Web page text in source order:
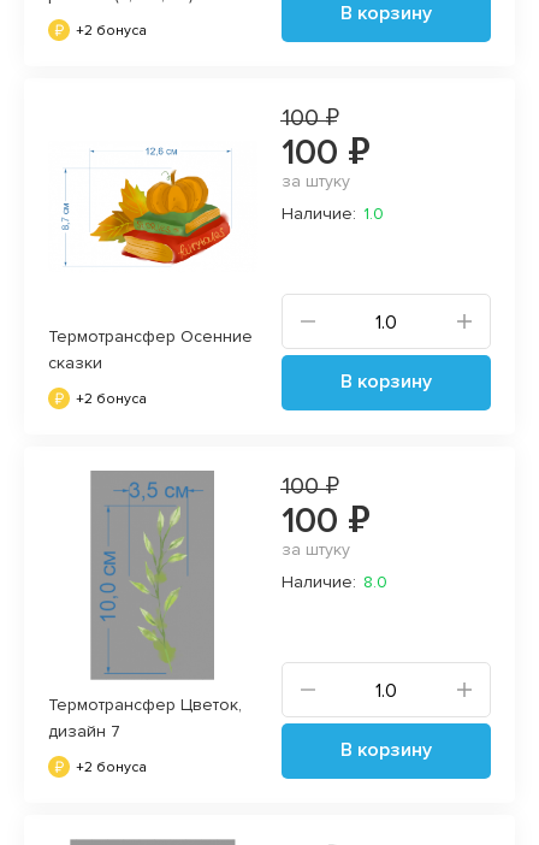
+2 бонуса
В корзину
Термотрансфер Осенние
сказки
+2 бонуса
100 ₽
100 ₽
за штуку
Наличие: 1.0
В корзину
Термотрансфер Цветок,
дизайн 7
+2 бонуса
100 ₽
100 ₽
за штуку
Наличие: 8.0
В корзину